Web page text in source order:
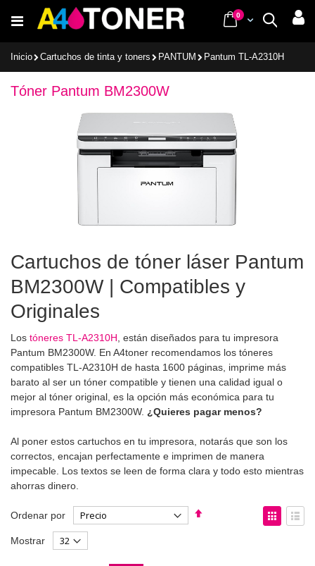
al
Buscar
Cart
0items
Inicio Cartuchos de tinta y toners PANTUM Pantum TL-A2310H
Tóner Pantum BM2300W
Cartuchos de tóner láser Pantum
BM2300W | Compatibles y
Originales
Los tóneres TL-A2310H , están diseñados para tu impresora
Pantum BM2300W. En A4toner recomendamos los tóneres
compatibles TL-A2310H de hasta 1600 páginas, imprime más
barato al ser un tóner compatible y tienen una calidad igual o
mejor al tóner original, es la opción más económica para tu
impresora Pantum BM2300W. ¿Quieres pagar menos?
Al poner estos cartuchos en tu impresora, notarás que son los
correctos, encajan perfectamente e imprimen de manera
impecable. Los textos se leen de forma clara y todo esto mientras
ahorras dinero.
Ordenar por
Fijar
Ver
como
Mostrar